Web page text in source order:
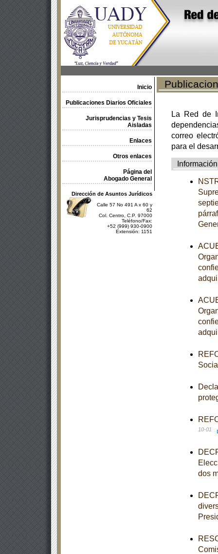
Inicio
Publicaciones Diarios Oficiales
Jurisprudencias y Tesis
Aisladas
Enlaces
Otros enlaces
Página del
Abogado General
Dirección de Asuntos Jurídicos
Calle 57 No 491 A x 60 y
62
Col. Centro, C.P. 97000
Teléfono/Fax:
+52 (999) 930-0900
Extensión: 1151
La Red de
correo
para el
Información
10-01
dos